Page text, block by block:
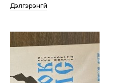
Дэлгэрэнгүй